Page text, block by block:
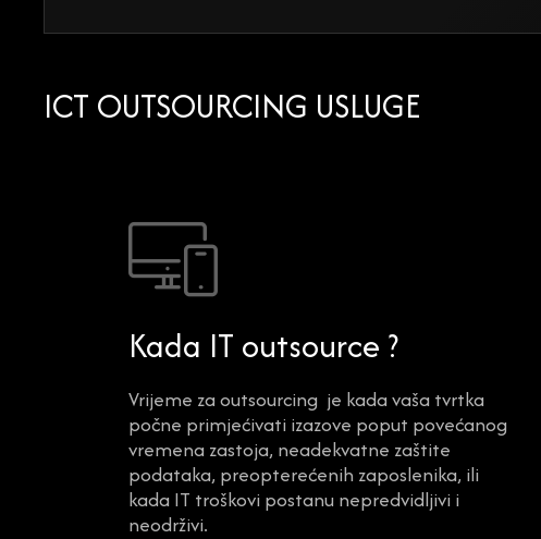
ICT OUTSOURCING USLUGE
Kada IT outsource ?
Vrijeme za outsourcing je kada vaša tvrtka
počne primjećivati izazove poput povećanog
vremena zastoja, neadekvatne zaštite
podataka, preopterećenih zaposlenika, ili
kada IT troškovi postanu nepredvidljivi i
neodrživi.